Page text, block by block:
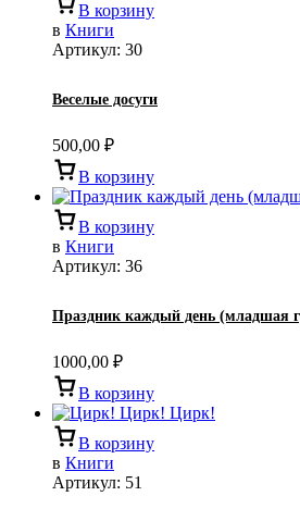
В корзину
в Книги
Артикул: 30
Веселые досуги
500,00 ₽
В корзину
В корзину
в Книги
Артикул: 36
Праздник каждый день (младшая
1000,00 ₽
В корзину
В корзину
в Книги
Артикул: 51